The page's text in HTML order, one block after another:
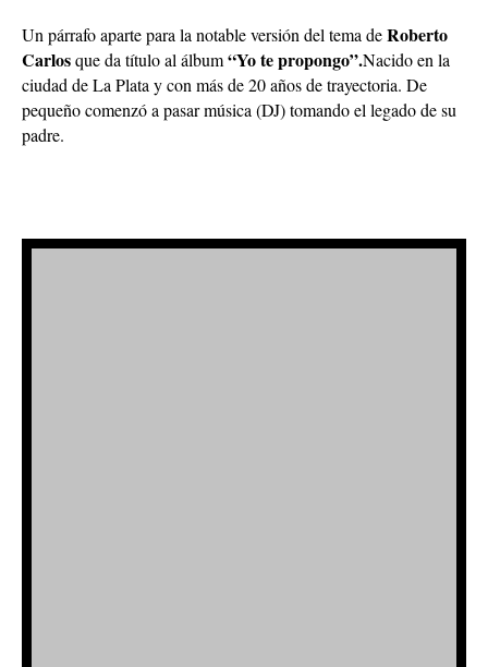
Un párrafo aparte para la notable versión del tema deRoberto
Carlosque da título al álbum“Yo te propongo”.Nacido en la
ciudad de La Plata y con más de 20 años de trayectoria. De
pequeño comenzó a pasar música (DJ) tomando el legado de su
padre.